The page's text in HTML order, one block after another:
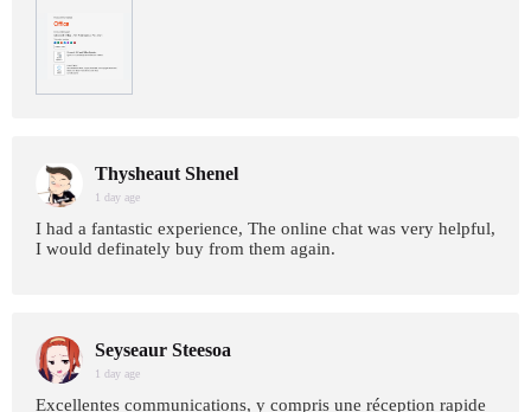
Thysheaut Shenel
1 day age
I had a fantastic experience, The online chat was very helpful,
I would definately buy from them again.
Seyseaur Steesoa
1 day age
Excellentes communications, y compris une réception rapide